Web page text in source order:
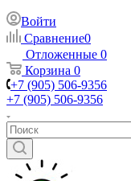
Войти
Сравнение0
Отложенные 0
Корзина 0
+7 (905) 506-9356
+7 (905) 506-9356